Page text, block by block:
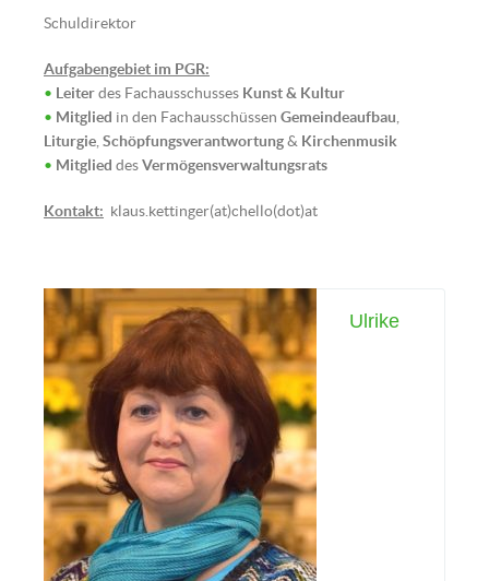
Klaghofer)
Schuldirektor
Aufgabengebiet im PGR:
• Leiterdes Fachausschusses Kunst & Kultur
• Mitglied in den Fachausschüssen Gemeindeaufbau
Liturgie Schöpfungsverantwortung& Kirchenmusik
• Mitglied desVermögensverwaltungsrats
Kontakt: klaus.kettinger(at)chello(dot)at
Ulrike